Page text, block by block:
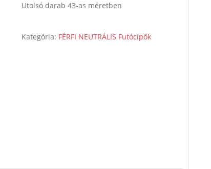
was:
990 Ft.
is:
990 Ft.
Utolsó darab 43-as méretben
Kategória: FÉRFI NEUTRÁLIS Futócipők